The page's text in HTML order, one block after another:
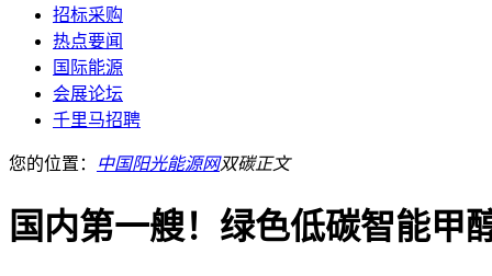
招标采购
热点要闻
国际能源
会展论坛
千里马招聘
您的位置： 中国阳光能源网双碳正文
国内第一艘！绿色低碳智能甲